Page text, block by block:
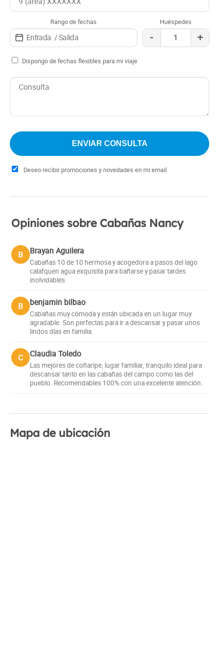
Rango de fechas Huéspedes
- +
Dispongo de fechas flexibles para mi viaje
Deseo recibir promociones y novedades en mi email
Opiniones sobre Cabañas Nancy
B Brayan Aguilera
Cabañas 10 de 10 hermosa y acogedora a pasos del lago
calafquen agua exquisita para bañarse y pasar tardes
inolvidables
B benjamin bilbao
Cabañas muy cómoda y están ubicada en un lugar muy
agradable. Son perfectas para ir a descansar y pasar unos
lindos días en familia.
C Claudia Toledo
Las mejores de coñaripe, lugar familiar, tranquilo ideal para
descansar tanto en las cabañas del campo como las del
pueblo. Recomendables 100% con una excelente atención.
Mapa de ubicación